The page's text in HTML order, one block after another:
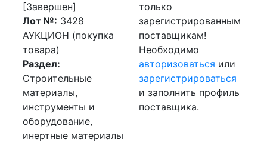
[Завершен]
Лот №: 3428
АУКЦИОН (покупка
товара)
Раздел:
Строительные
материалы,
инструменты и
оборудование,
инертные материалы
только
зарегистрированным
поставщикам!
Необходимо
авторизоваться или
зарегистрироваться
и заполнить профиль
поставщика.